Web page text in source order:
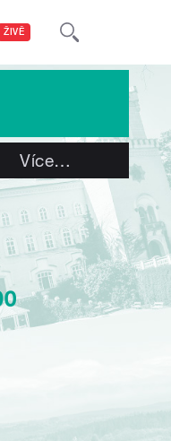
ŽIVĚ
Více…